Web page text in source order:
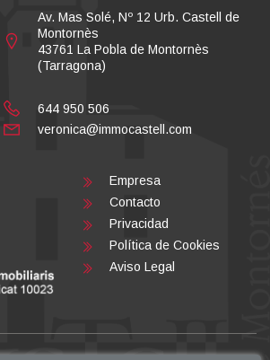
Av. Mas Solé, Nº 12 Urb. Castell de
Montornès
43761 La Pobla de Montornès
(Tarragona)
644 950 506
veronica@immocastell.com
Empresa
Contacto
Privacidad
Política de Cookies
Aviso Legal